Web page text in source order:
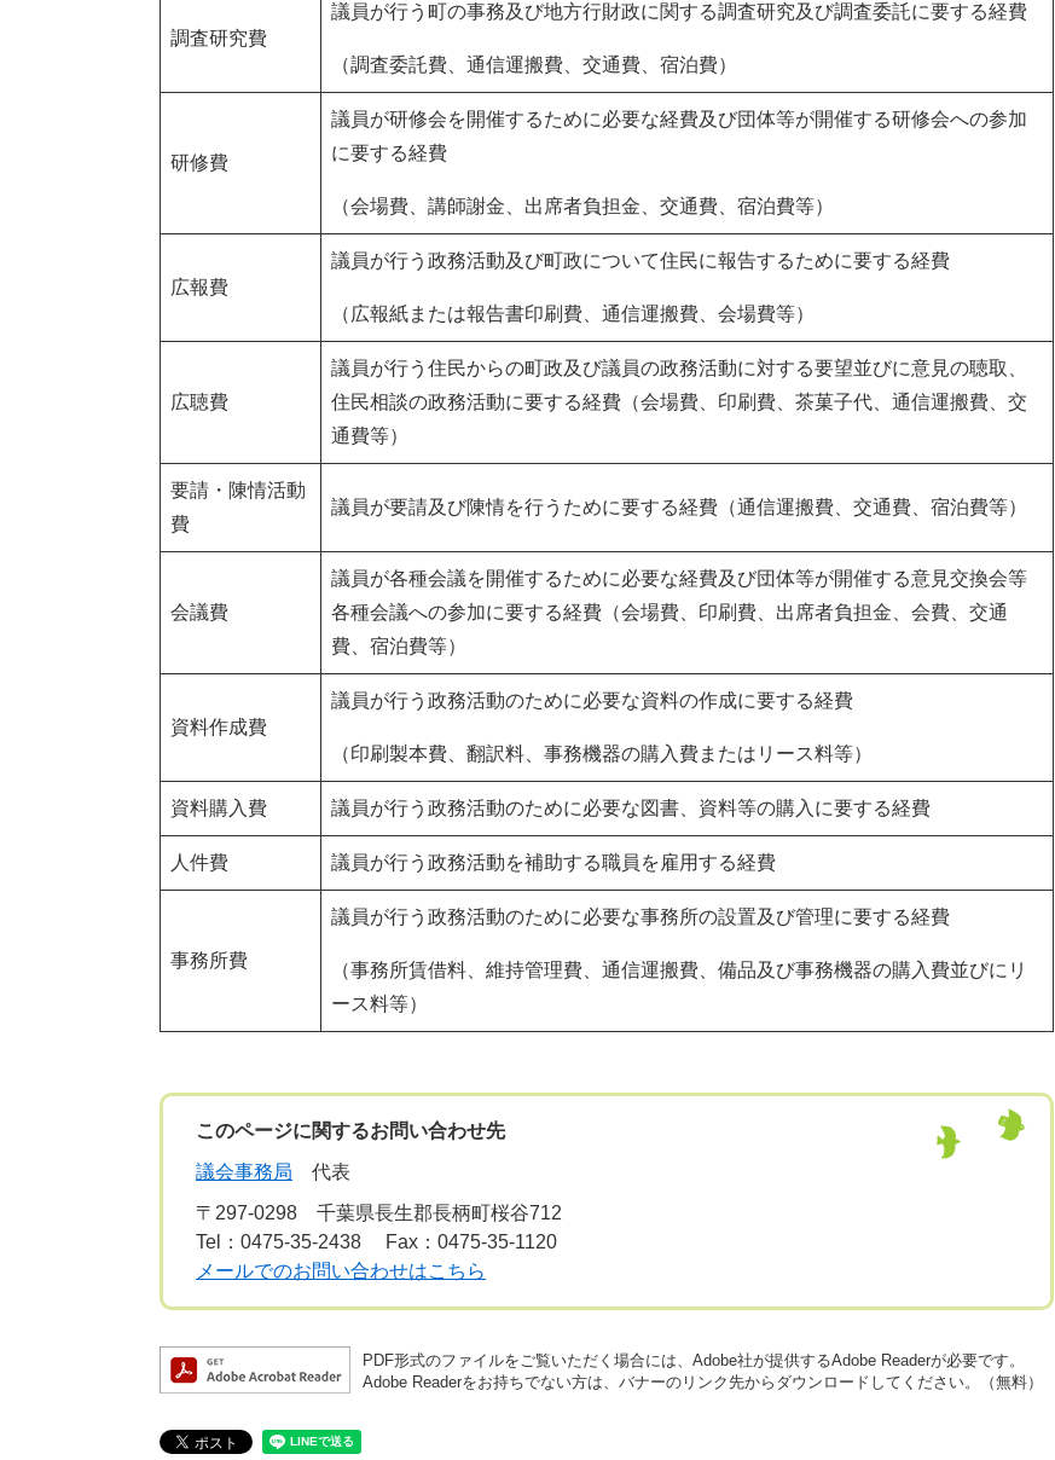
調査研究費
議員が行う町の事務及び地方行財政に関する調査研究及び調査委託に要する経費
（調査委託費、通信運搬費、交通費、宿泊費）
研修費
議員が研修会を開催するために必要な経費及び団体等が開催する研修会への参加
に要する経費
（会場費、講師謝金、出席者負担金、交通費、宿泊費等）
広報費
議員が行う政務活動及び町政について住民に報告するために要する経費
（広報紙または報告書印刷費、通信運搬費、会場費等）
広聴費
議員が行う住民からの町政及び議員の政務活動に対する要望並びに意見の聴取、
住民相談の政務活動に要する経費（会場費、印刷費、茶菓子代、通信運搬費、交
通費等）
要請・陳情活動
費
議員が要請及び陳情を行うために要する経費（通信運搬費、交通費、宿泊費等）
会議費
議員が各種会議を開催するために必要な経費及び団体等が開催する意見交換会等
各種会議への参加に要する経費（会場費、印刷費、出席者負担金、会費、交通
費、宿泊費等）
資料作成費
議員が行う政務活動のために必要な資料の作成に要する経費
（印刷製本費、翻訳料、事務機器の購入費またはリース料等）
資料購入費 議員が行う政務活動のために必要な図書、資料等の購入に要する経費
人件費 議員が行う政務活動を補助する職員を雇用する経費
事務所費
議員が行う政務活動のために必要な事務所の設置及び管理に要する経費
（事務所賃借料、維持管理費、通信運搬費、備品及び事務機器の購入費並びにリ
ース料等）
このページに関するお問い合わせ先
議会事務局
代表
〒297-0298
千葉県長生郡長柄町桜谷712
Tel：0475-35-2438
Fax：0475-35-1120
メールでのお問い合わせはこちら
PDF形式のファイルをご覧いただく場合には、Adobe社が提供するAdobe Readerが必要です。
Adobe Readerをお持ちでない方は、バナーのリンク先からダウンロードしてください。（無料）